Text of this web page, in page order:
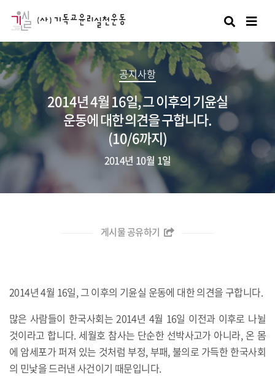
검색
공지사항
2014년 4월 16일, 그 이후의 기윤실
운동에 대한 의견을 구합니다.
(10/6까지)
2014년 10월 1일
게시물 공유하기
2014년 4월 16일, 그 이후의 기윤실 운동에 대한 의견을 구합니다.
많은 사람들이 한국사회는 2014년 4월 16일 이전과 이후로 나뉠
것이라고 합니다. 세월호 참사는 단순한 선박사고가 아니라, 온 몸
에 암세포가 퍼져 있는 것처럼 부정, 부패, 불의로 가득한 한국사회
의 민낯을 드러낸 사건이기 때문입니다.